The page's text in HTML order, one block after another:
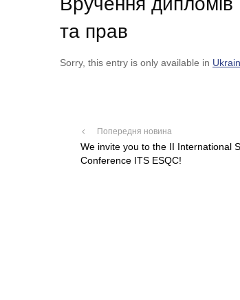
та прав
Sorry, this entry is only available in
Попередня новина
We invite you to the II International
Conference ITS ESQC!